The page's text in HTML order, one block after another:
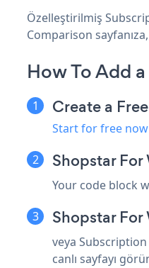
Özelleştirilmiş
Comparison
How To Add
Create a
Start for free now
Shopstar
Your code block
Shopstar
veya
canlı sayfayı